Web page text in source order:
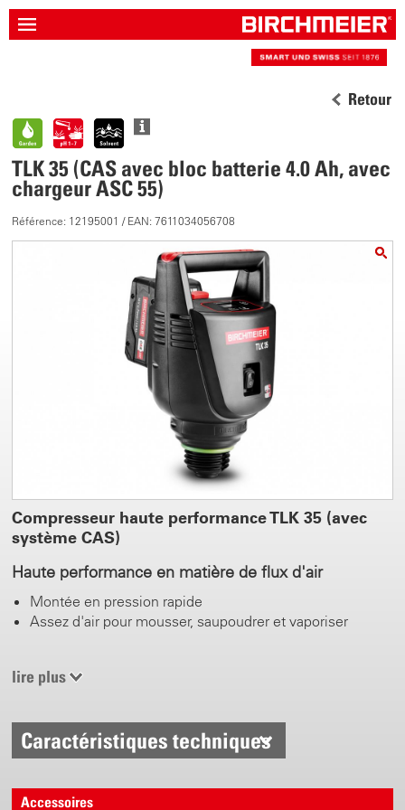
Retour
TLK 35 (CAS avec bloc batterie 4.0 Ah, avec
chargeur ASC 55)
Référence: 12195001 / EAN: 7611034056708
Compresseur haute performance TLK 35 (avec
système CAS)
Haute performance en matière de flux d'air
Montée en pression rapide
Assez d'air pour mousser, saupoudrer et vaporiser
0.5 - 3.5 bars pression de travail
Affichage de la pression
Disponible de 2.0 Ah - 10.0 Ah
lire plus
Caractéristiques techniques
Accessoires